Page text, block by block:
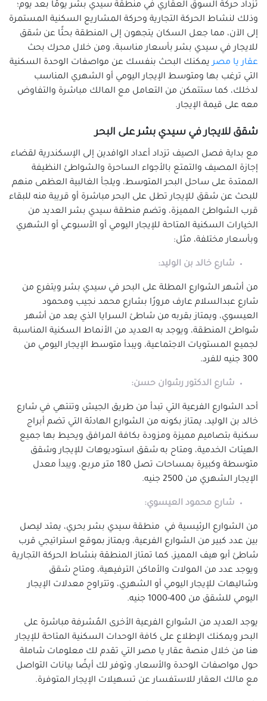
شقق للإيجار في جناكليس
شقق للإيجار في راس التين
شقق للإيجار في زيزينيا
شقق للإيجار في سابا باشا
شقق للإيجار في سان استيفانو
شقق للإيجار في سيدى جابر
شقق للإيجار في شدس
شقق للإيجار في غبريال
شقق للإيجار في فلمنج
شقق للإيجار في كامب شيزار
شقق للإيجار في كوم الشقافة
شقق للإيجار في لوران
شقق للإيجار في محرم بك
شقق للإيجار في ميامي
تزداد حركة السوق العقاري في منطقة سيدي بشر يومًا بعد يوم؛
وذلك لنشاط الحركة التجارية وحركة المشاريع السكنية المستمرة
إلى الآن، مما جعل السكان يتجهون إلى المنطقة بحثًا عن شقق
للايجار في سيدي بشر بأسعار مناسبة، ومن خلال محرك بحث
عقار يا مصريمكنك البحث بنفسك عن مواصفات الوحدة السكنية
التي ترغب بها ومتوسط الإيجار اليومي أو الشهري المناسب
لدخلك، كما ستتمكن من التعامل مع المالك مباشرة والتفاوض
معه على قيمة الإيجار.
شقق للايجار في سيدي بشر على البحر
مع بداية فصل الصيف تزداد أعداد الوافدين إلى الإسكندرية لقضاء
إجازة المصيف والتمتع بالأجواء الساحرة والشواطئ النظيفة
الممتدة على ساحل البحر المتوسط، ويلجأ الغالبية العظمى منهم
للبحث عن شقق للإيجار تطل على البحر مباشرة أو قريبة منه للبقاء
قرب الشواطئ المميزة، وتضم منطقة سيدي بشر العديد من
الخيارات السكنية المتاحة للإيجار اليومي أو الأسبوعي أو الشهري
وبأسعار مختلفة، مثل:
شارع خالد بن الوليد:
من أشهر الشوارع المطلة على البحر في سيدي بشر ويتفرع من
شارع عبدالسلام عارف مرورًا بشارع محمد نجيب ومحمود
العيسوي، ويمتاز بقربه من شاطئ السرايا الذي يعد من أشهر
شواطئ المنطقة، ويوجد به العديد من الأنماط السكنية المناسبة
لجميع المستويات الاجتماعية، ويبدأ متوسط الإيجار اليومي من
300 جنيه للفرد.
شارع الدكتور رشوان حسن:
أحد الشوارع الفرعية التي تبدأ من طريق الجيش وتنتهي في شارع
خالد بن الوليد، يمتاز بكونه من الشوارع الهادئة التي تضم أبراج
سكنية بتصاميم مميزة ومزودة بكافة المرافق ويحيط بها جميع
الهيئات الخدمية، ومتاح به شقق استوديوهات للإيجار وشقق
متوسطة وكبيرة بمساحات تصل 180 متر مربع، ويبدأ معدل
الإيجار الشهري من 2500 جنيه.
شارع محمود العيسوي:
من الشوارع الرئيسية في منطقة سيدي بشر بحري، يمتد ليصل
بين عدد كبير من الشوارع الفرعية، ويمتاز بموقع استراتيجي قرب
شاطئ أبو هيف المميز، كما تمتاز المنطقة بنشاط الحركة التجارية
ويوجد عدد من المولات والأماكن الترفيهية، ومتاح شقق
وشاليهات للإيجار اليومي أو الشهري، وتتراوح معدلات الإيجار
اليومي للشقق من 400-1000 جنيه.
يوجد العديد من الشوارع الفرعية الأخرى المُشرفة مباشرة على
البحر ويمكنك الإطلاع على كافة الوحدات السكنية المتاحة للإيجار
هنا من خلال منصة عقار يا مصر التي تقدم لك معلومات شاملة
حول مواصفات الوحدة والأسعار، وتوفر لك أيضًا بيانات التواصل
مع مالك العقار للاستفسار عن تسهيلات الإيجار المتوفرة.